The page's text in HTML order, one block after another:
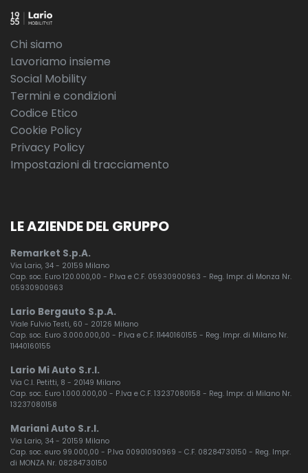
Chi siamo
Lavoriamo insieme
Social Mobility
Termini e condizioni
Codice Etico
Cookie Policy
Privacy Policy
Impostazioni di tracciamento
LE AZIENDE DEL GRUPPO
Remarket S.p.A.
Via Lario, 34 - 20159 Milano
Cap. soc. Euro 120.000,00 - P.Iva e C.F. 05930900963 - Reg. Impr. di Monza Nr.
05930900963
Lario Bergauto S.p.A.
Viale Fulvio Testi, 60 - 20126 Milano
Cap. soc. Euro 3.000.000,00 - P.Iva e C.F. 11440160155 - Reg. Impr. di Milano Nr.
11440160155
Lario Mi Auto S.r.l.
Via C.I. Petitti, 8 - 20149 Milano
Cap. soc. Euro 1.000.000,00 - P.Iva e C.F. 13237080158 - Reg. Impr. di Milano Nr.
13237080158
Mariani Auto S.r.l.
Via Lario, 34 - 20159 Milano
Cap. soc. euro 99.000,00 - P.Iva 00901090969 - C.F. 08284730150 - Reg. Impr.
di MONZA Nr. 08284730150